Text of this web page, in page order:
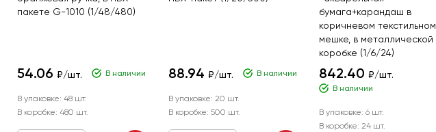
пакете G-1010 (1/48/480)
54.06 ₽/шт. В наличии
В упаковке: 48 шт.
В коробке: 480 шт.
88.94 ₽/шт. В наличии
В упаковке: 20 шт.
В коробке: 500 шт.
бумага+карандаш в
коричневом текстильном
мешке, в металлической
коробке (1/6/24)
842.40₽/шт.
В наличии
В упаковке:6 шт.
В коробке:24 шт.